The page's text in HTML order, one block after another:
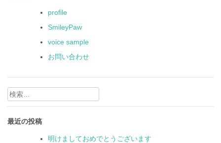
profile
SmileyPaw
voice sample
お問い合わせ
検
索:
最近の投稿
明けましておめでとうございます